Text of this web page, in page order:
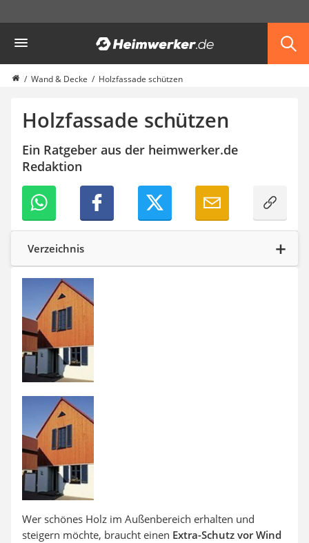
Haus & Bau
Außenleuchte mit Kamera
Ozongenerator
Smart-Home-Rauchmelder
Schlüsseltresor
Regendusche
Reizstromgerät
Infrarot-Thermometer
GPS-Tracker
Heizkissen
Paketbriefkasten
Fensterkontaktschalter
Hygrometer
LED-Baustrahler
Aluleiter
Tiefengrund
LED-Beamer
Video-Türsprechanlage
Wand & Decke Holzfassade schützen
Holzfassade schützen
Ein Ratgeber aus der heimwerker.de
Redaktion
Verzeichnis
Wer schönes Holz im Außenbereich erhalten und
steigern möchte, braucht einen Extra-Schutz vor Wind